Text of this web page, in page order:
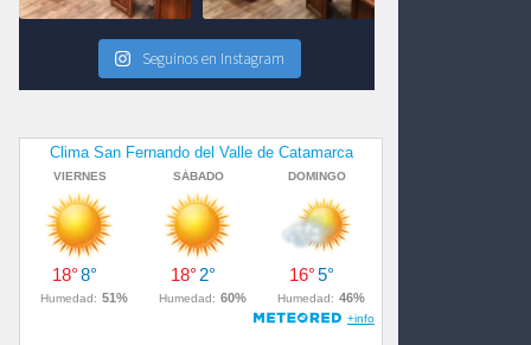
Seguinos en Instagram